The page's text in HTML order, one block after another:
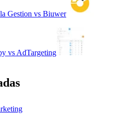
Gestion vs Biuwer
vsAdTargeting